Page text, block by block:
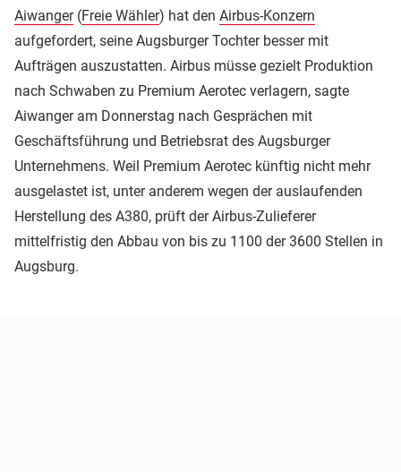
Aiwanger(Freie Wähler) hat den Airbus-Konzern
aufgefordert, seine Augsburger Tochter besser mit
Aufträgen auszustatten. Airbus müsse gezielt Produktion
nach Schwaben zu Premium Aerotec verlagern, sagte
Aiwanger am Donnerstag nach Gesprächen mit
Geschäftsführung und Betriebsrat des Augsburger
Unternehmens. Weil Premium Aerotec künftig nicht mehr
ausgelastet ist, unter anderem wegen der auslaufenden
Herstellung des A380, prüft der Airbus-Zulieferer
mittelfristig den Abbau von bis zu 1100 der 3600 Stellen in
Augsburg.